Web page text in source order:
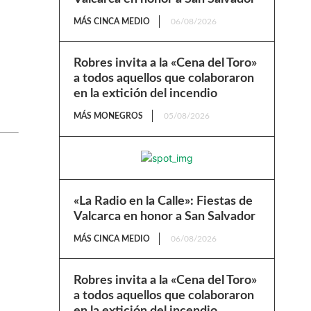
MÁS CINCA MEDIO 06/08/2026
Robres invita a la «Cena del Toro»
a todos aquellos que colaboraron
en la extición del incendio
MÁS MONEGROS 05/08/2026
«La Radio en la Calle»: Fiestas de
Valcarca en honor a San Salvador
MÁS CINCA MEDIO 06/08/2026
Robres invita a la «Cena del Toro»
a todos aquellos que colaboraron